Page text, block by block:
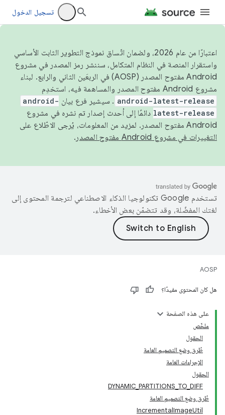
تسجيل الدخول
اعتبارًا من عام 2026، ولضمان اتّساق نموذج التطوير الثابت الأساسي
واستقرار المنصة في النظام المتكامل، سننشر رمز المصدر في مشروع
Android مفتوح المصدر (AOSP) في الربعَين الثاني والرابع. لبناء
مشروع Android مفتوح المصدر والمساهمة فيه، استخدِم
android-latest-release . سيشير فرع بيان android-
latest-release دائمًا إلى أحدث إصدار تم نشره في مشروع
Android مفتوح المصدر. لمزيد من المعلومات، يُرجى الاطّلاع على
التغييرات في مشروع Android مفتوح المصدر
.
تستخدم Google تكنولوجيا الذكاء الاصطناعي لترجمة المحتوى إلى
لغتك المفضّلة، وقد تتضمّن بعض الأخطاء.
AOSP
هل كان المحتوى مفيدًا؟
على هذه الصفحة
ملخّص
الحقول
طُرق وضع التصميم العامة
الإجراءات العامة
الحقول
DYNAMIC_PARTITIONS_TO_DIFF
طُرق وضع التصميم العامة
IncrementalImageUtil